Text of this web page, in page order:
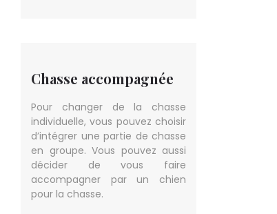
Chasse accompagnée
Pour changer de la chasse
individuelle, vous pouvez choisir
d’intégrer une partie de chasse
en groupe. Vous pouvez aussi
décider de vous faire
accompagner par un chien
pour la chasse.